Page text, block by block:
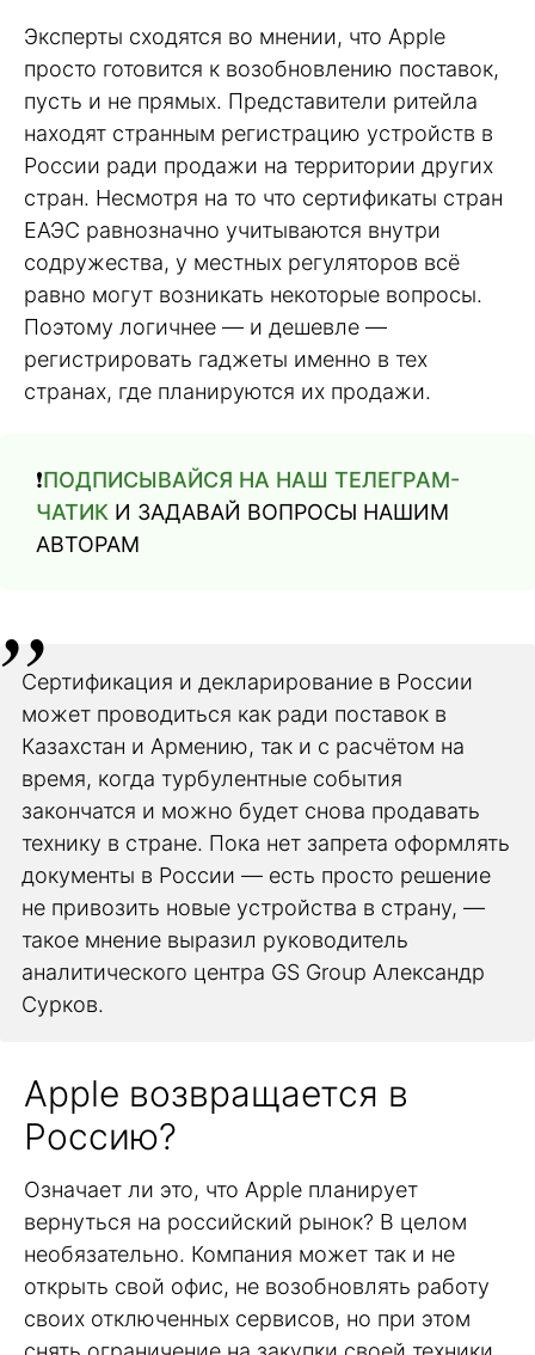
Эксперты сходятся во мнении, что Apple
просто готовится к возобновлению поставок,
пусть и не прямых. Представители ритейла
находят странным регистрацию устройств в
России ради продажи на территории других
стран. Несмотря на то что сертификаты стран
ЕАЭС равнозначно учитываются внутри
содружества, у местных регуляторов всё
равно могут возникать некоторые вопросы.
Поэтому логичнее — и дешевле —
регистрировать гаджеты именно в тех
странах, где планируются их продажи.
❗️ПОДПИСЫВАЙСЯ НА НАШ ТЕЛЕГРАМ-
ЧАТИК И ЗАДАВАЙ ВОПРОСЫ НАШИМ
АВТОРАМ
Сертификация и декларирование в России
может проводиться как ради поставок в
Казахстан и Армению, так и с расчётом на
время, когда турбулентные события
закончатся и можно будет снова продавать
технику в стране. Пока нет запрета оформлять
документы в России — есть просто решение
не привозить новые устройства в страну, —
такое мнение выразил руководитель
аналитического центра GS Group Александр
Сурков.
Apple возвращается в
Россию?
Означает ли это, что Apple планирует
вернуться на российский рынок? В целом
необязательно. Компания может так и не
открыть свой офис, не возобновлять работу
своих отключенных сервисов, но при этом